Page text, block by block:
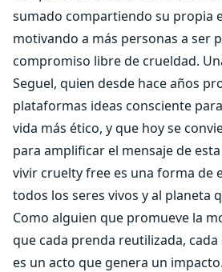
sumado compartiendo su propia
motivando a más personas a ser
compromiso libre de crueldad.
Seguel, quien desde hace años
plataformas ideas consciente
vida más ético, y que hoy se
para amplificar el mensaje de
vivir cruelty free es una forma de
todos los seres vivos y al planeta
Como alguien que promueve la
que cada prenda reutilizada,
es un acto que genera un